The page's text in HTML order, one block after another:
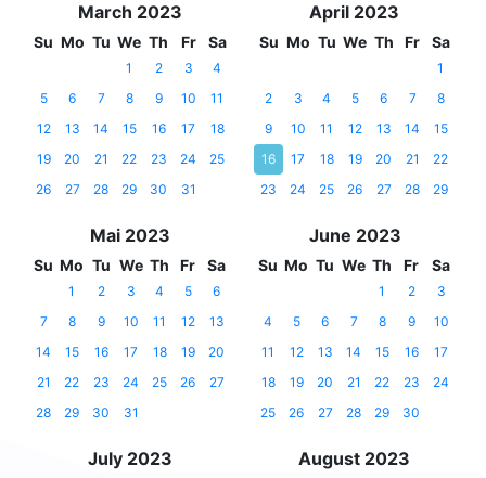
March 2023
Su Mo Tu We Th Fr Sa
1 2 3
4
5
6 7 8 9 10
11
12
13 14 15 16 17
18
19
20 21 22 23 24
25
26
27 28 29 30 31
April 2023
Su Mo Tu We Th Fr Sa
1
2
3 4 5 6 7
8
9
10 11 12 13 14
15
16
17 18 19 20 21
22
23
24 25 26 27 28 29
Mai 2023
Su Mo Tu We Th Fr Sa
1 2 3 4 5
6
7
8 9 10 11 12
13
14
15 16 17 18 19
20
21
22 23 24 25 26
27
28
29 30 31
June 2023
Su Mo Tu We Th Fr Sa
1 2
3
4
5 6 7 8 9
10
11
12 13 14 15 16
17
18
19 20 21 22 23
24
25
26 27 28 29 30
July 2023 August 2023